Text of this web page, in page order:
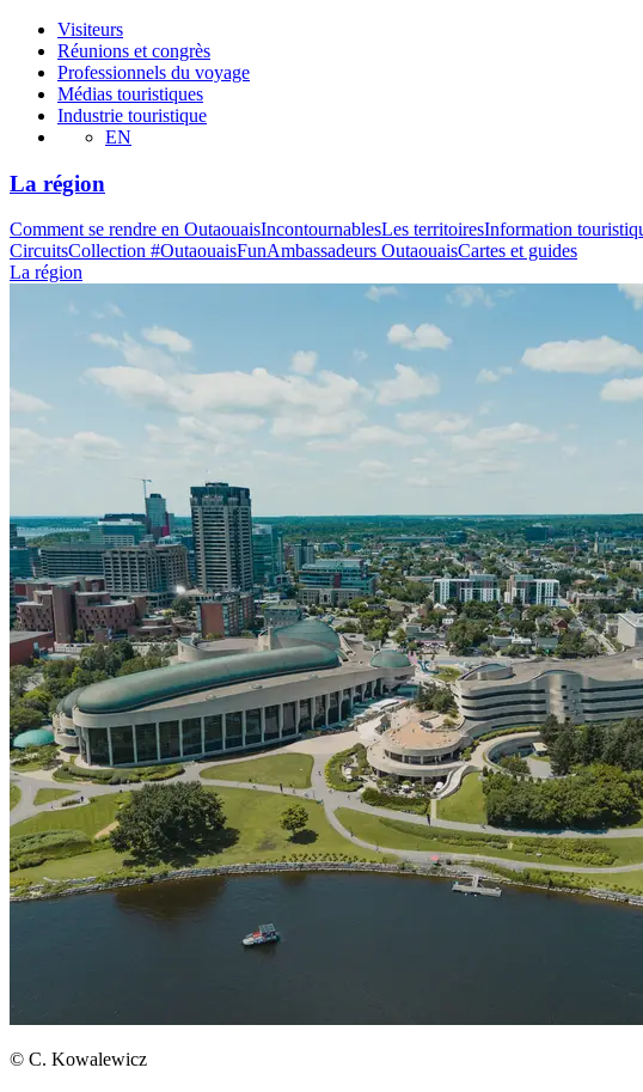
Visiteurs
Réunions et congrès
Professionnels du voyage
Médias touristiques
Industrie touristique
EN
La région
Comment se rendre en OutaouaisIncontournablesLes territoiresInformation
CircuitsCollection #OutaouaisFunAmbassadeurs OutaouaisCartes et guides
La région
© C. Kowalewicz